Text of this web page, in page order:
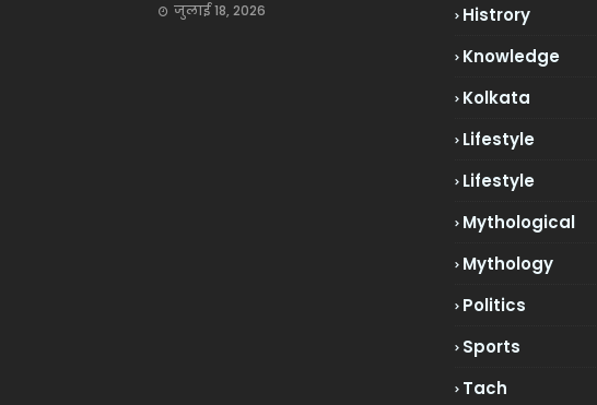
जुलाई 18, 2026
Histrory
Knowledge
Kolkata
Lifestyle
Lifestyle
Mythological
Mythology
Politics
Sports
Tach